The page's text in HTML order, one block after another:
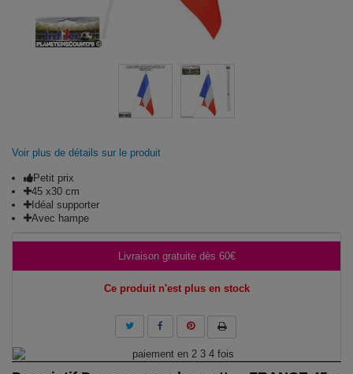
Voir plus de détails sur le produit
Petit prix
45 x30 cm
Idéal supporter
Avec hampe
Livraison gratuite dès 60€
Ce produit n'est plus en stock